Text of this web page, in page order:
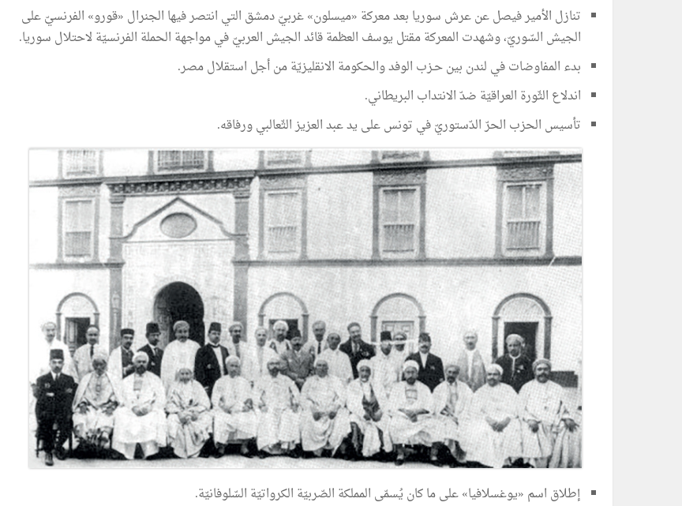
تنازل الأمير فيصل عن عرش سوريا بعد معركة «ميسلون» غربيّ دمشق التي انتصر فيها الجنرال «قورو» الفرنسيّ على
الجيش السّوريّ، وشهدت المعركة مقتل يوسف العظمة قائد الجيش العربيّ في مواجهة الحملة الفرنسيّة لاحتلال سوريا.
بدء المفاوضات في لندن بين حـزب الوفد والحكومة الانقليزيّة من أجل استقلال مصر.
اندلاع الثّورة العراقيّة ضدّ الانتداب البريطاني.
تأسيس الحزب الحرّ الدّستوريّ في تونس على يد عبد العزيز الثّعالبي ورفاقه.
إطلاق اسم «يوغسلافيا» على ما كان يُسمّى المملكة الصّربيّة الكرواتيّة السّلوفانيّة.